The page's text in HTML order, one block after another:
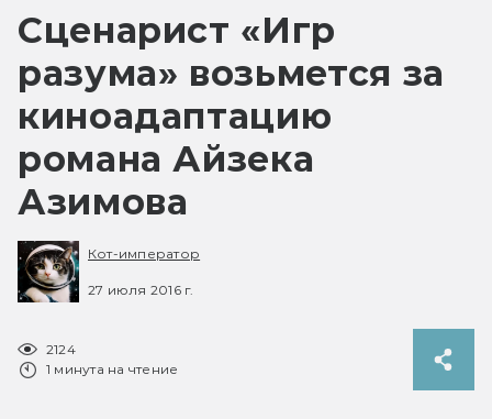
Сценарист «Игр
разума» возьмется за
киноадаптацию
романа Айзека
Азимова
Кот-император
27 июля 2016 г.
2124
1 минута на чтение